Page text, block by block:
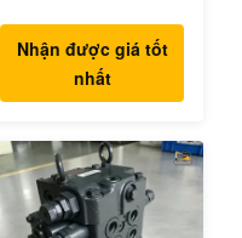
230F Động cơ du
lịch OEM B0240-
18076 RB511-61290
RC157-78000 cho
các bộ phận máy
xúc mini
Nhận được giá tốt
nhất